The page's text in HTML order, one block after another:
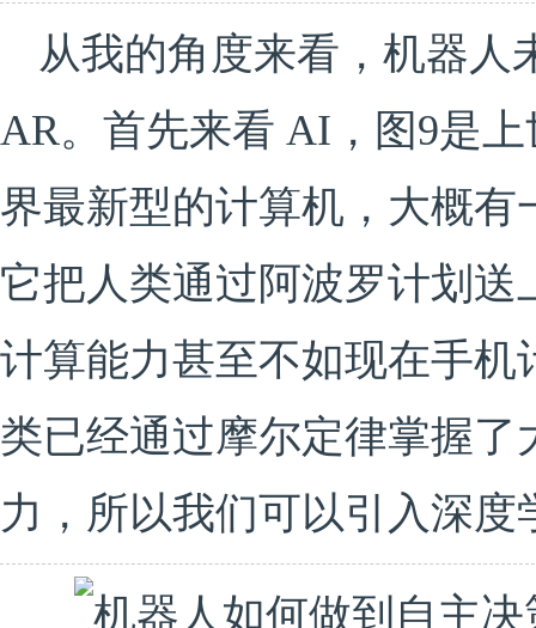
从我的角度来看，机器人
AR。首先来看 AI，图9是
界最新型的计算机，大概
它把人类通过阿波罗计划
计算能力甚至不如现在手
类已经通过摩尔定律掌握
力，所以我们可以引入深